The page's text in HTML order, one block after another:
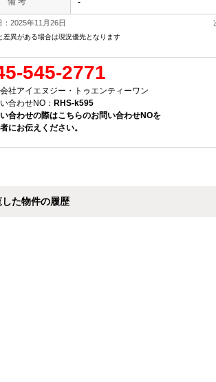
-
：2025年11月26日
異がある場合は現況優先となります
545-2771
社アイエヌジー・トゥエンティーワン
合わせNO： RHS-k595
合わせの際はこちらのお問い合わせNOを
にお伝えください。
した物件の履歴